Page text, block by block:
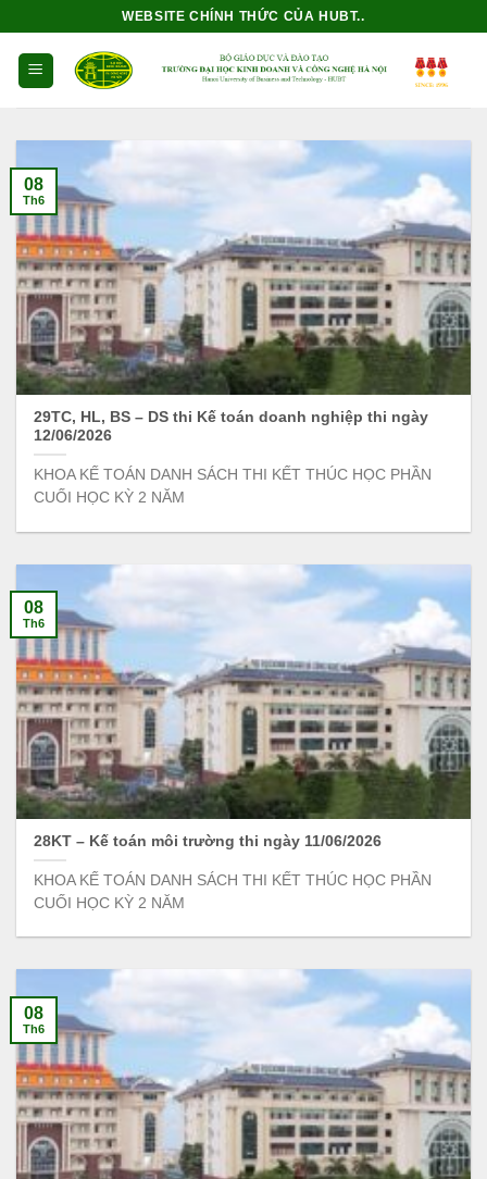
dung
WEBSITE CHÍNH THỨC CỦA HUBT..
29TC, HL, BS – DS thi Kế toán doanh nghiệp thi ngày
12/06/2026
KHOA KẾ TOÁN DANH SÁCH THI KẾT THÚC HỌC PHẦN
CUỐI HỌC KỲ 2 NĂM
08
Th6
28KT – Kế toán môi trường thi ngày 11/06/2026
KHOA KẾ TOÁN DANH SÁCH THI KẾT THÚC HỌC PHẦN
CUỐI HỌC KỲ 2 NĂM
08
Th6
08
Th6